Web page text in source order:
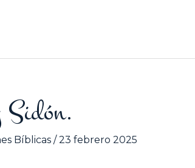
Sidón.
Bíblicas /23 febrero 2025